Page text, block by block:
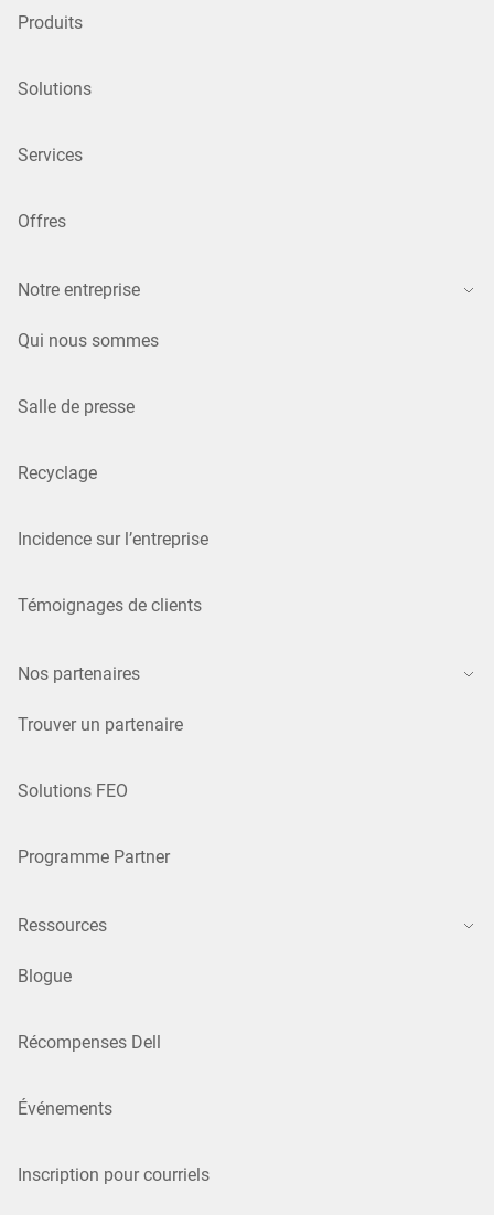
Produits
Solutions
Services
Offres
Notre entreprise
Qui nous sommes
Salle de presse
Recyclage
Incidence sur l’entreprise
Témoignages de clients
Nos partenaires
Trouver un partenaire
Solutions FEO
Programme Partner
Ressources
Blogue
Récompenses Dell
Événements
Inscription pour courriels